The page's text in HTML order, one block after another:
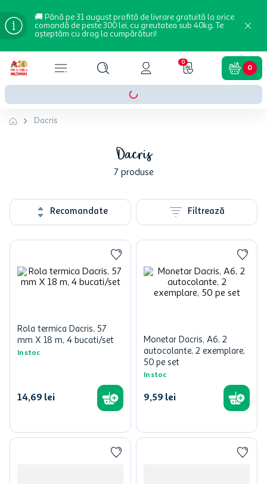
🚚 Până pe 31 august profită de livrare gratuită la orice
comandă de peste 300 lei, cu greutatea sub 40kg. Te
așteptăm cu drag la cumpărături!
0
0
Dacris
Dacris
7 produse
Recomandate Filtrează
Rola termica Dacris, 57
mm X 18 m, 4 bucati/set
In stoc
14,69 lei
Monetar Dacris, A6, 2
autocolante, 2 exemplare,
50 pe set
In stoc
9,59 lei